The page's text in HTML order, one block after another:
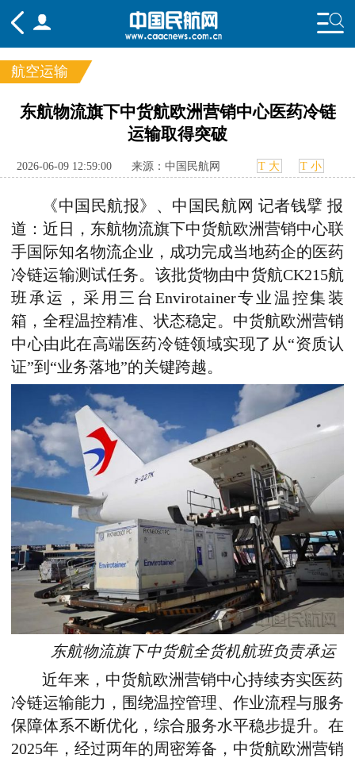
频道
国内
航图 智库 专题 舆情
航空运输
东航物流旗下中货航欧洲营销中心医药冷链
运输取得突破
2026-06-09 12:59:00 来源：中国民航网 T 大 T 小
《中国民航报》、中国民航网 记者钱擘 报
道：近日，东航物流旗下中货航欧洲营销中心联
手国际知名物流企业，成功完成当地药企的医药
冷链运输测试任务。该批货物由中货航CK215航
班承运，采用三台Envirotainer专业温控集装
箱，全程温控精准、状态稳定。中货航欧洲营销
中心由此在高端医药冷链领域实现了从“资质认
证”到“业务落地”的关键跨越。
东航物流旗下中货航全货机航班负责承运
近年来，中货航欧洲营销中心持续夯实医药
冷链运输能力，围绕温控管理、作业流程与服务
保障体系不断优化，综合服务水平稳步提升。在
2025年，经过两年的周密筹备，中货航欧洲营销